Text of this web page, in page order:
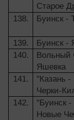
Старое
138.
Буинск -
139.
Буинск -
140.
Вольный
Яшевка
141.
"Казань -
Черки-
142.
"Буинск
Новые